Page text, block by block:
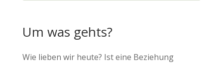
Um was gehts?
Wie lieben wir heute? Ist eine Beziehung